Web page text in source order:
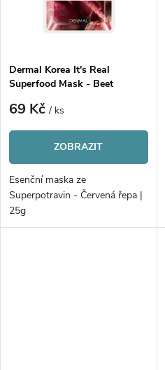
Dermal Korea It's Real
Superfood Mask - Beet
69 Kč/ ks
ZOBRAZIT
Esenční maska ze
Superpotravin - Červená řepa |
25g